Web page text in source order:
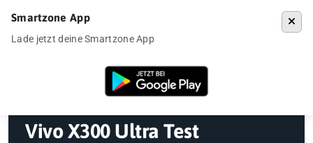
Testberichte Vivo X300 Ultra Test
Vivo X300 Ultra Test
Smartzone App
Lade jetzt deine Smartzone App